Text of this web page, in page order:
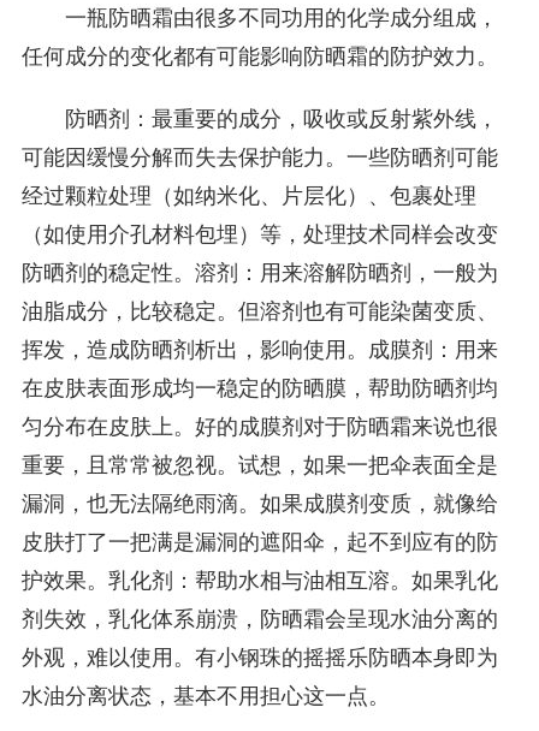
一瓶防晒霜由很多不同功用的化学成分组成，
任何成分的变化都有可能影响防晒霜的防护效力。
防晒剂：最重要的成分，吸收或反射紫外线，
可能因缓慢分解而失去保护能力。一些防晒剂可能
经过颗粒处理（如纳米化、片层化）、包裹处理
（如使用介孔材料包埋）等，处理技术同样会改变
防晒剂的稳定性。溶剂：用来溶解防晒剂，一般为
油脂成分，比较稳定。但溶剂也有可能染菌变质、
挥发，造成防晒剂析出，影响使用。成膜剂：用来
在皮肤表面形成均一稳定的防晒膜，帮助防晒剂均
匀分布在皮肤上。好的成膜剂对于防晒霜来说也很
重要，且常常被忽视。试想，如果一把伞表面全是
漏洞，也无法隔绝雨滴。如果成膜剂变质，就像给
皮肤打了一把满是漏洞的遮阳伞，起不到应有的防
护效果。乳化剂：帮助水相与油相互溶。如果乳化
剂失效，乳化体系崩溃，防晒霜会呈现水油分离的
外观，难以使用。有小钢珠的摇摇乐防晒本身即为
水油分离状态，基本不用担心这一点。